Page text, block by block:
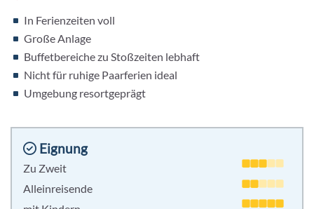
Eignung
Zu Zweit
Alleinreisende
In Ferienzeiten voll
Große Anlage
Buffetbereiche zu Stoßzeiten lebhaft
Nicht für ruhige Paarferien ideal
Umgebung resortgeprägt